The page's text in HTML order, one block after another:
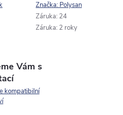
Značka: Polysan
Záruka: 24
Záruka: 2 roky
Vám s
kompatibilní